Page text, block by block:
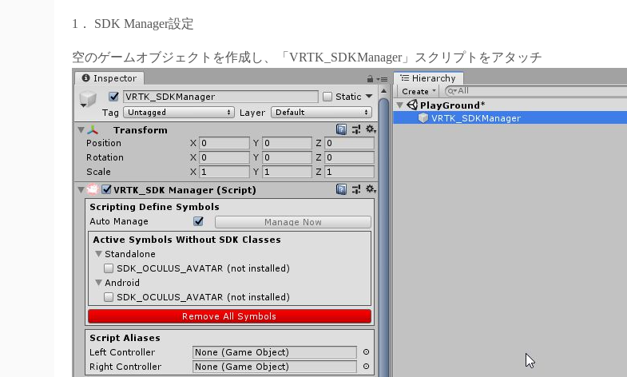
1． SDK Manager設定
空のゲームオブジェクトを作成し、「VRTK_SDKManager」スクリプトをアタッチ